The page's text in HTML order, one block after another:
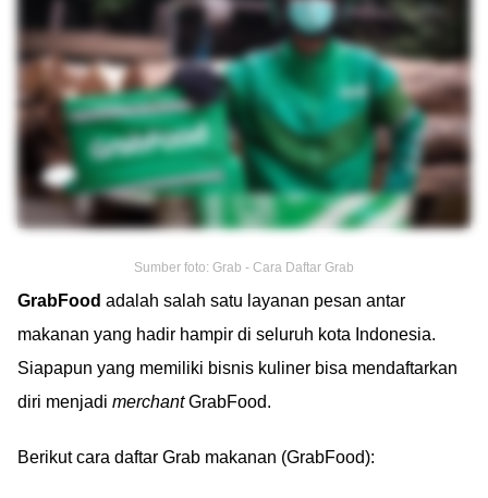
Sumber foto: Grab - Cara Daftar Grab
GrabFood adalah salah satu layanan pesan antar
makanan yang hadir hampir di seluruh kota Indonesia.
Siapapun yang memiliki bisnis kuliner bisa mendaftarkan
diri menjadi merchantGrabFood.
Berikut cara daftar Grab makanan (GrabFood):